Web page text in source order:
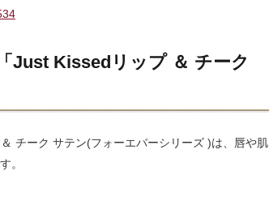
Just Kissedリップ ＆ チーク
チーク サテン(フォーエバーシリーズ )は、唇や肌
。